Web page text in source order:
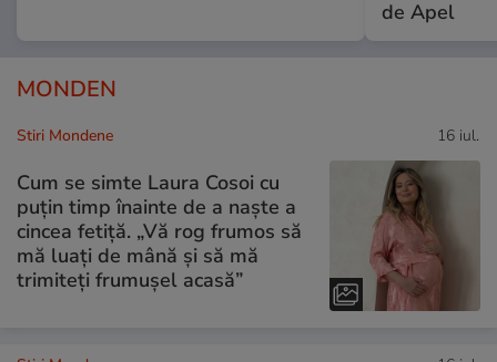
de Apel
MONDEN
Stiri Mondene 16 iul.
Cum se simte Laura Cosoi cu
puțin timp înainte de a naște a
cincea fetiță. „Vă rog frumos să
mă luați de mână și să mă
trimiteți frumușel acasă”